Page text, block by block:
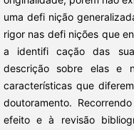
uma defi nição
rigor nas defi nições que
a identifi cação das
descrição sobre elas e
características que
doutoramento.
efeito e à revisão